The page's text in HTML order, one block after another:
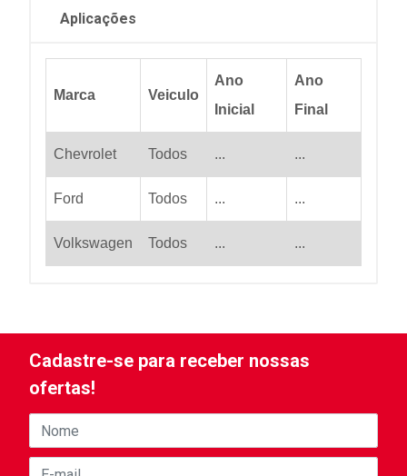
Aplicações
Marca Veiculo
Ano
Inicial
Ano
Final
Chevrolet Todos ... ...
Ford Todos ... ...
Volkswagen Todos ... ...
Cadastre-se para receber nossas
ofertas!